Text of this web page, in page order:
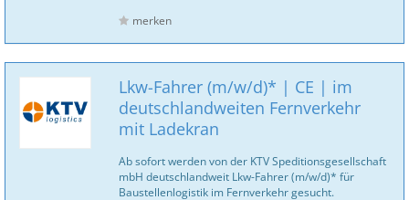
merken
Lkw-Fahrer (m/w/d)* | CE | im
deutschlandweiten Fernverkehr
mit Ladekran
Ab sofort werden von der KTV Speditionsgesellschaft
mbH deutschlandweit Lkw-Fahrer (m/w/d)* für
Baustellenlogistik im Fernverkehr gesucht.